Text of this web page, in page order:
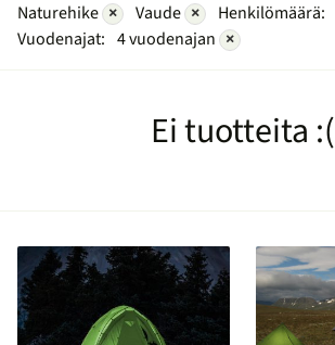
Naturehike × Vaude × Henkilömäärä:
Vuodenajat: 4 vuodenajan ×
Ei tuotteita :(